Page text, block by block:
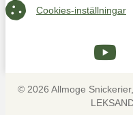
Cookies-inställningar
Cookies-inställningar
© 2026 Allmoge